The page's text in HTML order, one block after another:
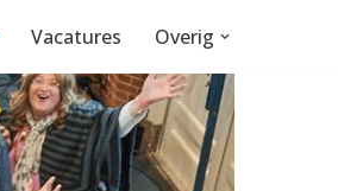
Vacatures Overig